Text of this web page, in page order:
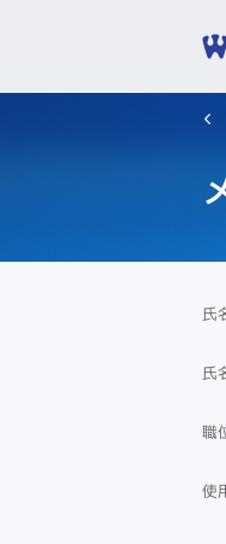
氏
氏
職
使